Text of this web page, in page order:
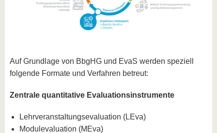
Auf Grundlage von BbgHG und EvaS werden speziell
folgende Formate und Verfahren betreut:
Zentrale quantitative Evaluationsinstrumente
Lehrveranstaltungsevaluation (LEva)
Modulevaluation (MEva)